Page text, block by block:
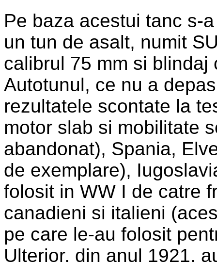
Pe baza acestui tanc s-
un tun de asalt, numit
calibrul 75 mm si blindaj
Autotunul, ce nu a
rezultatele scontate la
motor slab si mobilitate
abandonat), Spania,
de exemplare),
folosit in WW I de catre
canadieni si italieni
pe care le-au folosit
Ulterior, din anul 1921,